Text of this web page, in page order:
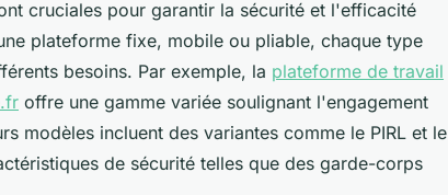
cruciales pour garantir la sécurité et l'efficacité
plateforme fixe, mobile ou pliable, chaque type
besoins. Par exemple, la plateforme de travail
offre une gamme variée soulignant l'engagement
modèles incluent des variantes comme le PIRL et le
de sécurité telles que des garde-corps